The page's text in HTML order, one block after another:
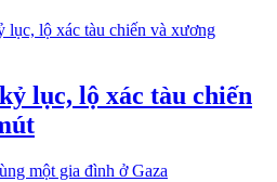
lục, lộ xác tàu chiến